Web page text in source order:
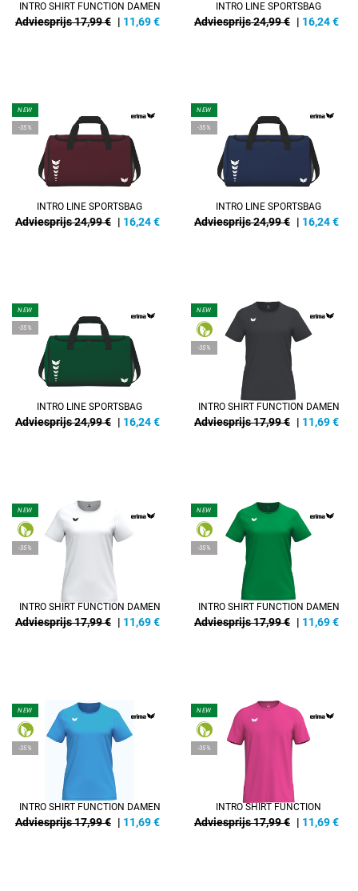
INTRO SHIRT FUNCTION DAMEN
Adviesprijs 17,99 € | 11,69€
INTRO LINE SPORTSBAG
Adviesprijs 24,99 € | 16,24€
NEW
-35%
INTRO LINE SPORTSBAG
Adviesprijs 24,99 € | 16,24€
NEW
-35%
INTRO LINE SPORTSBAG
Adviesprijs 24,99 € | 16,24€
NEW
-35%
INTRO LINE SPORTSBAG
Adviesprijs 24,99 € | 16,24€
NEW
-35%
INTRO SHIRT FUNCTION DAMEN
Adviesprijs 17,99 € | 11,69€
NEW
-35%
INTRO SHIRT FUNCTION DAMEN
Adviesprijs 17,99 € | 11,69€
NEW
-35%
INTRO SHIRT FUNCTION DAMEN
Adviesprijs 17,99 € | 11,69€
NEW
-35%
INTRO SHIRT FUNCTION DAMEN
Adviesprijs 17,99 € | 11,69€
NEW
-35%
INTRO SHIRT FUNCTION
Adviesprijs 17,99 € | 11,69€